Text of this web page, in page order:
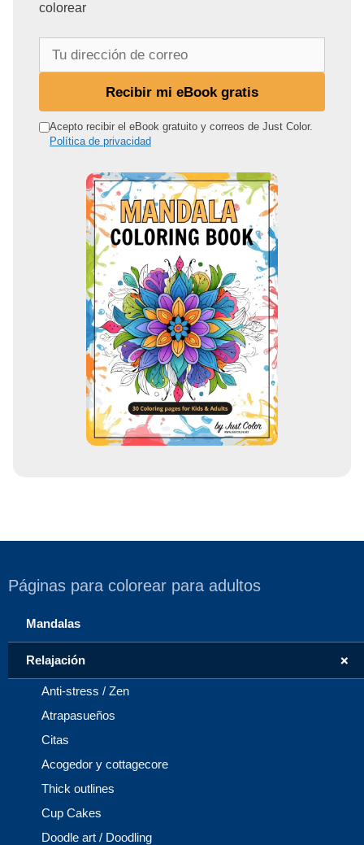
colorear
r
Recibir mi eBook gratis
Acepto recibir el eBook gratuito y correos de Just Color.
Política de privacidad
Páginas para colorear para adultos
Mandalas
+
Relajación
Anti-stress / Zen
Atrapasueños
Citas
Acogedor y cottagecore
Thick outlines
Cup Cakes
Doodle art / Doodling